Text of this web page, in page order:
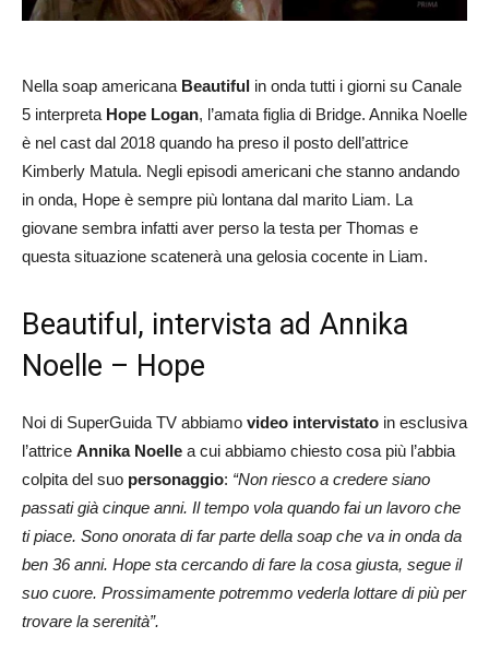
Nella soap americana Beautiful in onda tutti i giorni su Canale
5 interpreta Hope Logan, l’amata figlia di Bridge. Annika Noelle
è nel cast dal 2018 quando ha preso il posto dell’attrice
Kimberly Matula. Negli episodi americani che stanno andando
in onda, Hope è sempre più lontana dal marito Liam. La
giovane sembra infatti aver perso la testa per Thomas e
questa situazione scatenerà una gelosia cocente in Liam.
Beautiful, intervista ad Annika
Noelle – Hope
Noi di SuperGuida TV abbiamo video intervistato in esclusiva
l’attrice Annika Noelle a cui abbiamo chiesto cosa più l’abbia
colpita del suo personaggio: “Non riesco a credere siano
passati già cinque anni. Il tempo vola quando fai un lavoro che
ti piace. Sono onorata di far parte della soap che va in onda da
ben 36 anni. Hope sta cercando di fare la cosa giusta, segue il
suo cuore. Prossimamente potremmo vederla lottare di più per
trovare la serenità”.